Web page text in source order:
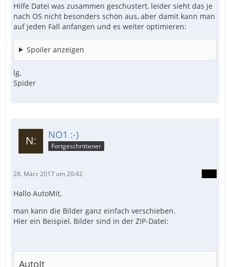
Hilfe Datei was zusammen geschustert, leider sieht das je
nach OS nicht besonders schön aus, aber damit kann man
auf jeden Fall anfangen und es weiter optimieren:
Spoiler anzeigen
lg,
Spider
NO1 :-)
Fortgeschrittener
28. März 2017 um 20:42
Hallo AutoMit,
man kann die Bilder ganz einfach verschieben.
Hier ein Beispiel, Bilder sind in der ZIP-Datei:
AutoIt